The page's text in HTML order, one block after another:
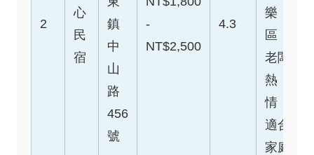
2
心
民
宿
鎮
中
山
路
456
號
-
NT$2,500
4.3
樂
區，
老闆
熱
情，
適合
家庭